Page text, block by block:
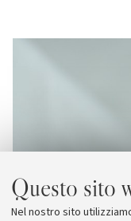
Questo sito
Nel nostro sito